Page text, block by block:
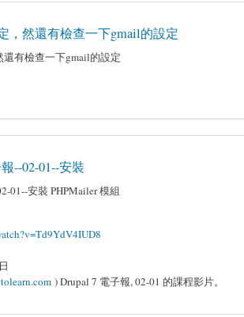
，然還有檢查一下gmail的設定
有檢查一下gmail的設定
--02-01--安裝
01--安裝 PHPMailer 模組
) Drupal 7 電子報, 02-01 的課程影片。